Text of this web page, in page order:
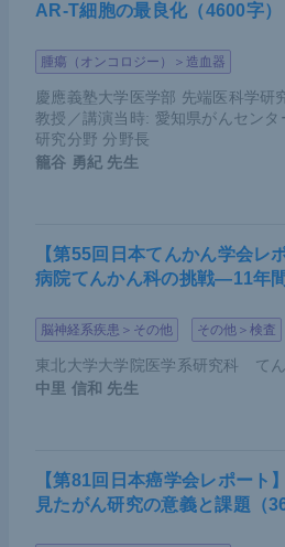
AR-T細胞の最良化（4600字）
腫瘍（オンコロジー）＞造血器
慶應義塾大学医学部 先端医科学研
教授／講演当時: 愛知県がんセン
研究分野 分野長
籠谷 勇紀 先生
【第55回日本てんかん学会レ
病院てんかん科の挑戦―11年
脳神経系疾患＞その他 その他＞検査
東北大学大学院医学系研究科 て
中里 信和 先生
【第81回日本癌学会レポート
見たがん研究の意義と課題（